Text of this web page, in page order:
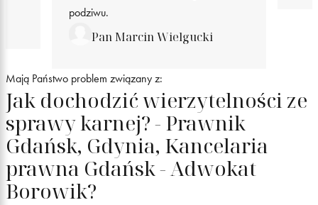
podziwu.
Pan Marcin Wielgucki
Mają Państwo problem związany z:
Jak dochodzić wierzytelności ze
sprawy karnej? - Prawnik
Gdańsk, Gdynia, Kancelaria
prawna Gdańsk - Adwokat
Borowik?